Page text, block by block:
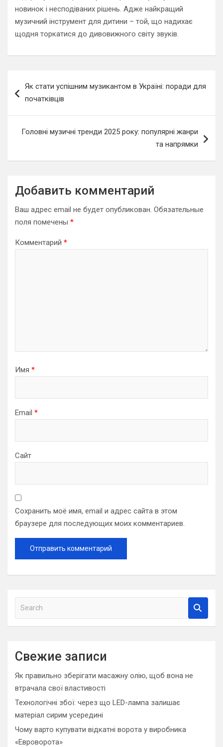
новинок і несподіваних рішень. Адже найкращий
музичний інструмент для дитини – той, що надихає
щодня торкатися до дивовижного світу звуків.
по
Як стати успішним музикантом в Україні: поради для
початківців
Головні музичні тренди 2025 року: популярні жанри
та напрямки
Добавить комментарий
Ваш адрес email не будет опубликован. Обязательные
поля помечены *
Комментарий *
Имя *
Email *
Сайт
Сохранить моё имя, email и адрес сайта в этом
браузере для последующих моих комментариев.
a
c
Свежие записи
Як правильно зберігати масажну олію, щоб вона не
втрачала свої властивості
Технологічні збої: через що LED-лампа залишає
матеріал сирим усередині
Чому варто купувати відкатні ворота у виробника
«Евроворота»